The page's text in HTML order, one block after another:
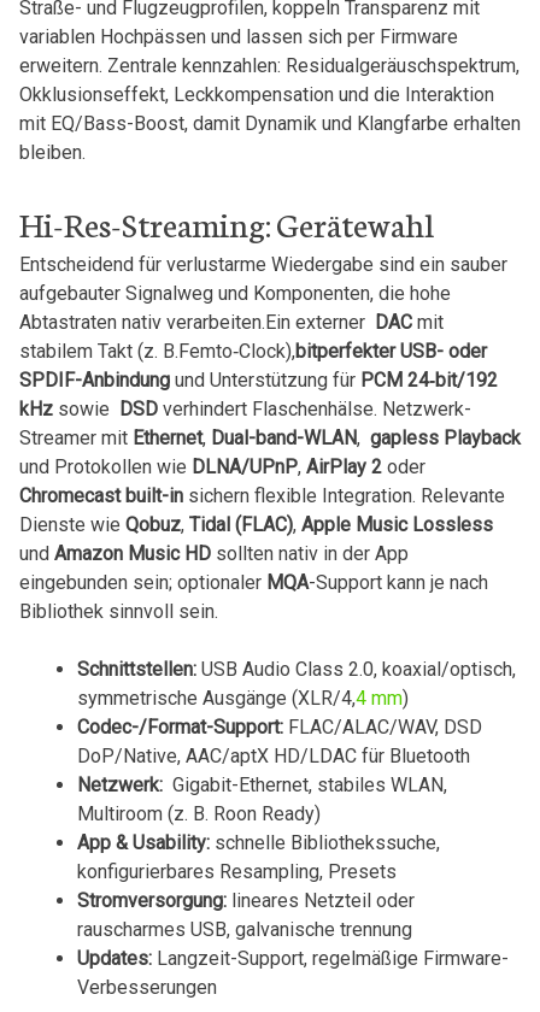
Straße- und Flugzeugprofilen, koppeln ‍Transparenz ⁢mit
variablen⁤ Hochpässen und lassen sich ‍per Firmware
erweitern. Zentrale kennzahlen: Residualgeräuschspektrum,
Okklusionseffekt, Leckkompensation und die⁤ Interaktion
mit​ EQ/Bass-Boost, damit Dynamik und Klangfarbe erhalten
⁤bleiben.
Hi-Res-Streaming:‌ Gerätewahl
Entscheidend für verlustarme Wiedergabe sind ein sauber
⁤aufgebauter‍ Signalweg⁣ und Komponenten, die hohe
Abtastraten nativ verarbeiten.Ein externer ‌ DACmit‌
stabilem ‍Takt ⁤(z. B.Femto‑Clock),bitperfekter USB- oder
SPDIF-Anbindungund Unterstützung für⁣ PCM 24‑bit/192
kHzsowie ⁤ DSDverhindert Flaschenhälse. Netzwerk-
Streamer ‌mit Ethernet, Dual-band-WLAN, ⁤ gapless Playback
​und Protokollen wie DLNA/UPnP, AirPlay 2oder⁣
Chromecast built-insichern flexible Integration. Relevante
Dienste wie Qobuz,​ Tidal (FLAC), Apple Music⁤ Lossless
und Amazon Music HDsollten⁢ nativ in ⁣der App
eingebunden ⁣sein; optionaler MQA-Support kann je ​nach
Bibliothek sinnvoll​ sein.
Schnittstellen:USB Audio Class 2.0, koaxial/optisch,
symmetrische⁢ Ausgänge (XLR/4,4‍ mm)
Codec-/Format-Support:‌FLAC/ALAC/WAV, DSD
DoP/Native,⁢ AAC/aptX HD/LDAC ​für ⁣Bluetooth
Netzwerk:​ Gigabit-Ethernet, ⁢stabiles​ WLAN,
Multiroom (z. B. Roon‌ Ready)
App & Usability:schnelle Bibliothekssuche,
konfigurierbares Resampling, Presets
Stromversorgung:⁤lineares Netzteil oder
⁣rauscharmes‍ USB,‍ galvanische⁣ trennung
Updates:Langzeit-Support, regelmäßige Firmware-
Verbesserungen